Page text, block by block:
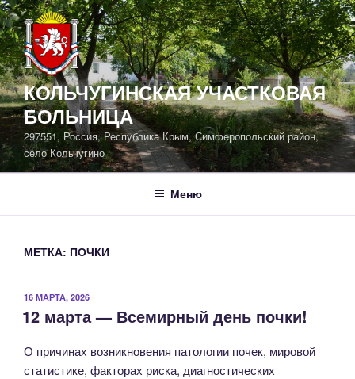
Перейти
к
содержимому
КОЛЬЧУГИНСКАЯ УЧАСТКОВАЯ
БОЛЬНИЦА
297551, Россия, Республика Крым, Симферопольский район,
село Кольчугино
Меню
МЕТКА: ПОЧКИ
ОПУБЛИКОВАНО
16 МАРТА, 2026
12 марта — Всемирный день почки!
О причинах возникновения патологии почек, мировой
статистике, факторах риска, диагностических